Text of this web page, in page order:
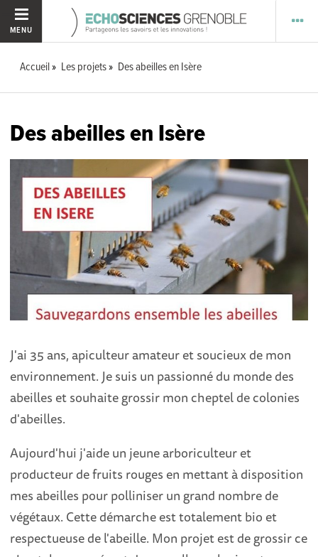
MENU
Accueil Les projets Des abeilles en Isère
Des abeilles en Isère
J'ai 35 ans, apiculteur amateur et soucieux de mon
environnement. Je suis un passionné du monde des
abeilles et souhaite grossir mon cheptel de colonies
d'abeilles.
Aujourd'hui j'aide un jeune arboriculteur et
producteur de fruits rouges en mettant à disposition
mes abeilles pour polliniser un grand nombre de
végétaux. Cette démarche est totalement bio et
respectueuse de l'abeille. Mon projet est de grossir ce